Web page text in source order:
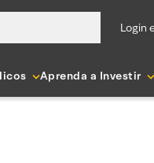
login
Aprenda a Investir